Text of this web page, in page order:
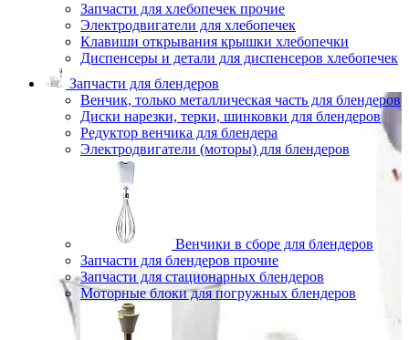
Запчасти для хлебопечек прочие
Электродвигатели для хлебопечек
Клавиши открывания крышки хлебопечки
Диспенсеры и детали для диспенсеров хлебопечек
Запчасти для блендеров
Венчик, только металлическая часть для блендеров
Диски нарезки, терки, шинковки для блендеров
Редуктор венчика для блендера
Электродвигатели (моторы) для блендеров
Венчики в сборе для блендеров
Запчасти для блендеров прочие
Запчасти для стационарных блендеров
Моторные блоки для погружных блендеров